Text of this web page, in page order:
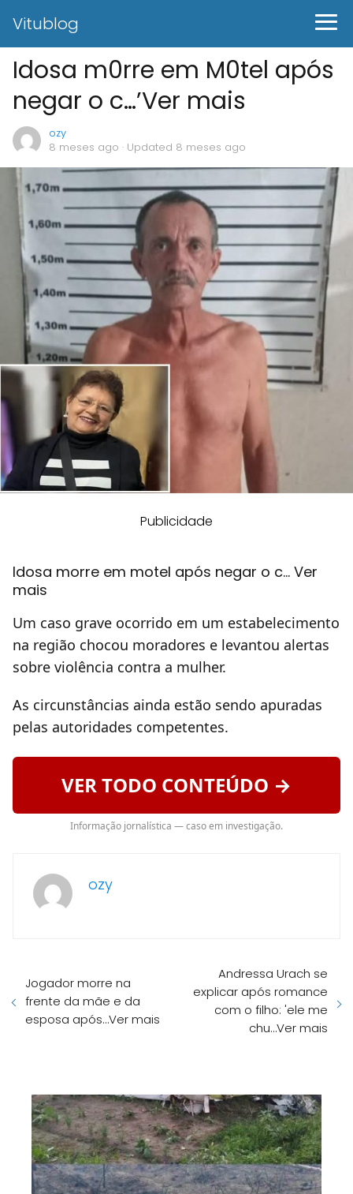
Vitublog
Idosa m0rre em M0tel após
negar o c…’Ver mais
ozy
8 meses ago · Updated 8 meses ago
Publicidade
Idosa morre em motel após negar o c… Ver
mais
Um caso grave ocorrido em um estabelecimento
na região chocou moradores e levantou alertas
sobre violência contra a mulher.
As circunstâncias ainda estão sendo apuradas
pelas autoridades competentes.
VER TODO CONTEÚDO →
Informação jornalística — caso em investigação.
ozy
Jogador morre na
frente da mãe e da
esposa após…Ver mais
Andressa Urach se
explicar após romance
com o filho: 'ele me
chu…Ver mais